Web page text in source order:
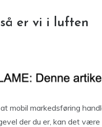
er vi i luften
mobil markedsføring
der du er, kan det